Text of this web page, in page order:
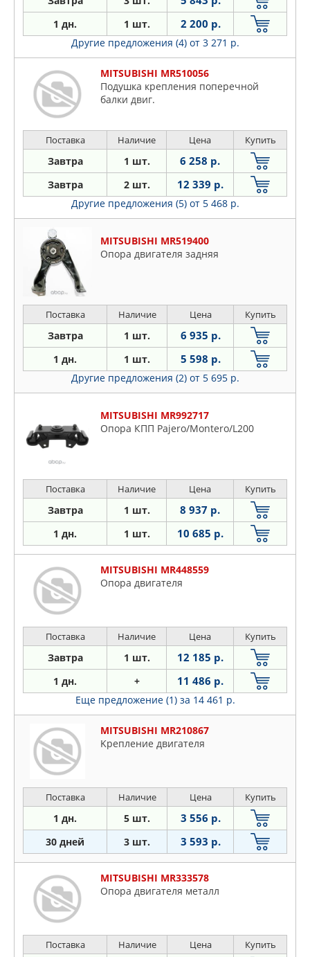
1 дн. 1 шт. 2 200 р.
Другие предложения (4) от 3 271 р.
MITSUBISHI MR510056
Подушка крепления поперечной
балки двиг.
Поставка Наличие Цена Купить
Завтра 1 шт. 6 258 р.
Завтра 2 шт. 12 339 р.
Другие предложения (5) от 5 468 р.
MITSUBISHI MR519400
Опора двигателя задняя
Поставка Наличие Цена Купить
Завтра 1 шт. 6 935 р.
1 дн. 1 шт. 5 598 р.
Другие предложения (2) от 5 695 р.
MITSUBISHI MR992717
Опора КПП Pajero/Montero/L200
Поставка Наличие Цена Купить
Завтра 1 шт. 8 937 р.
1 дн. 1 шт. 10 685 р.
MITSUBISHI MR448559
Опора двигателя
Поставка Наличие Цена Купить
Завтра 1 шт. 12 185 р.
1 дн. + 11 486 р.
Еще предложение (1) за 14 461 р.
MITSUBISHI MR210867
Kpeплeниe двигaтeля
Поставка Наличие Цена Купить
1 дн. 5 шт. 3 556 р.
30 дней 3 шт. 3 593 р.
MITSUBISHI MR333578
Опора двигателя металл
Поставка Наличие Цена Купить